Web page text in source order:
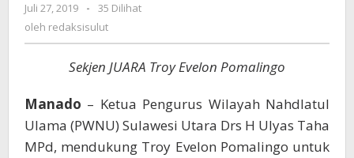
Juli 27, 2019
oleh
redaksisulut
-
35 Dilihat
oleh redaksisulut
Sekjen JUARA Troy Evelon Pomalingo
Manado – Ketua Pengurus Wilayah Nahdlatul
Ulama (PWNU) Sulawesi Utara Drs H Ulyas Taha
MPd, mendukung Troy Evelon Pomalingo untuk